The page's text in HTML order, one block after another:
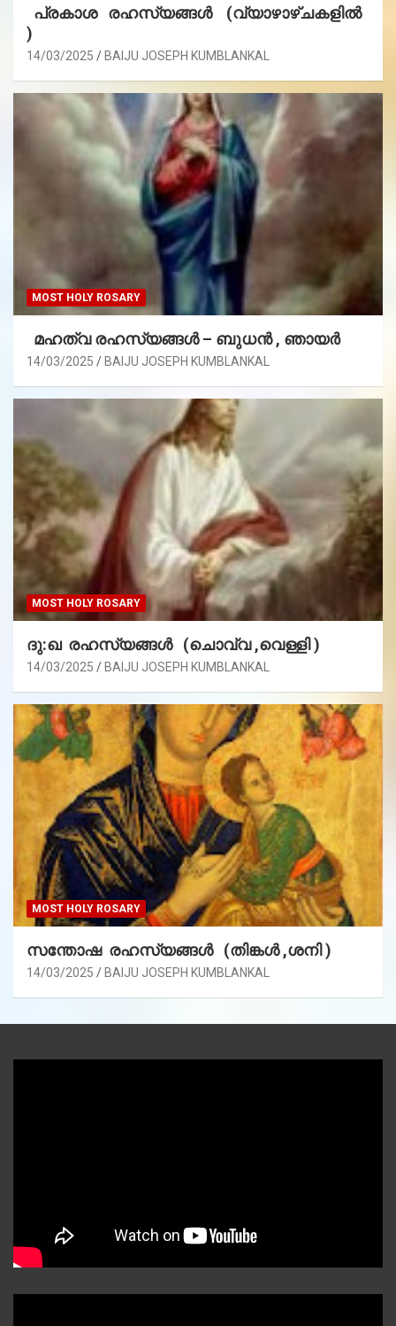
പ്രകാശ രഹസ്യങ്ങൾ (വ്യാഴാഴ്ചകളിൽ
)
14/03/2025 BAIJU JOSEPH KUMBLANKAL
MOST HOLY ROSARY
മഹത്വ രഹസ്യങ്ങള്‍ – ബുധൻ , ഞായർ
14/03/2025 BAIJU JOSEPH KUMBLANKAL
MOST HOLY ROSARY
ദു:ഖ രഹസ്യങ്ങൾ (ചൊവ്വ ,വെള്ളി )
14/03/2025 BAIJU JOSEPH KUMBLANKAL
MOST HOLY ROSARY
സന്തോഷ രഹസ്യങ്ങൾ (തിങ്കൾ ,ശനി )
14/03/2025 BAIJU JOSEPH KUMBLANKAL